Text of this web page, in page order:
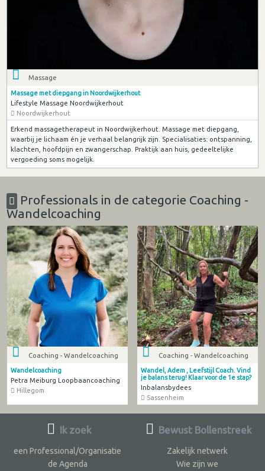
Massage
Massage met diepgang in Noordwijkerhout
Lifestyle Massage Noordwijkerhout
Noordwijkerhout
Erkend massagetherapeut in Noordwijkerhout. Massage met diepgang,
waarbij je lichaam én je verhaal belangrijk zijn. Specialisaties: ontspanning,
klachten, hoofdpijn en zwangerschap. Praktijk aan huis, gedeeltelijke
vergoeding soms mogelijk.
Professionals in de categorie Coaching -
Wandelcoaching
Coaching - Wandelcoaching
Wandelcoaching
Petra Meiburg Loopbaancoaching
Hillegom
Coaching - Wandelcoaching
Wandel, Adem , Leefstijl Coach. Vind
je balans terug! Klaar voor de 1e stap?
Inbalansbydees
Sassenheim
Ik zoek
een Professional/Organisatie
de Agenda
Bewust Bollenstreek
Zakelijk netwerk
Wie zijn we